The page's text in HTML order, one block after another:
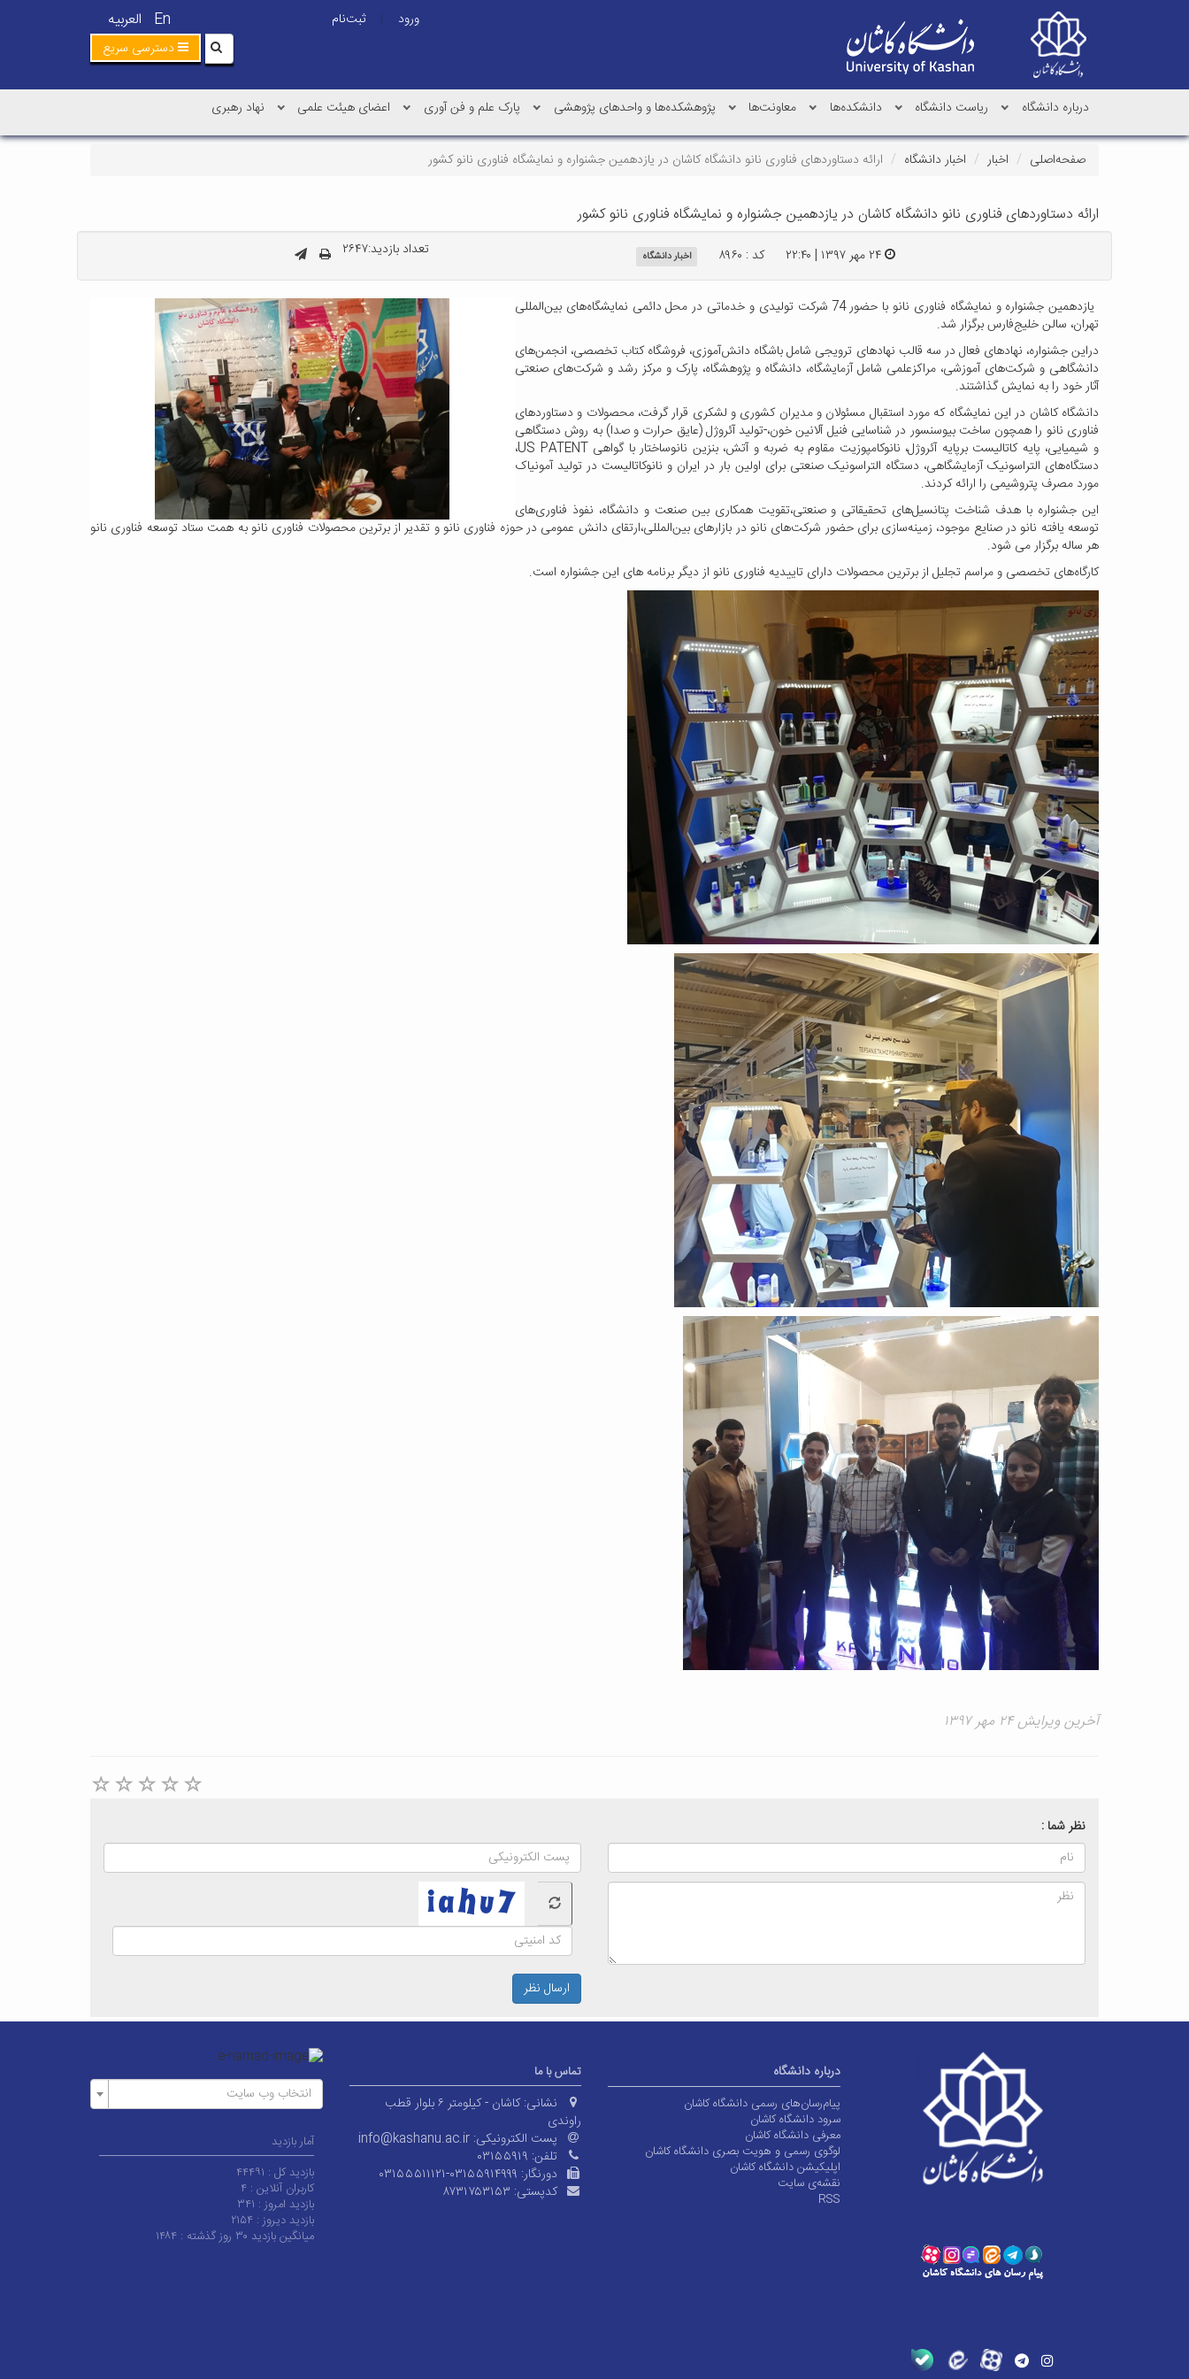
En العربیه ورود |
ثبت‌نام
دسترسی سریع
درباره دانشگاه ریاست دانشگاه دانشکده‌ها معاونت‌ها پژوهشکده‌ها و واحدهای پژوهشی پارک علم و فن آوری اعضای هیئت علمی نهاد رهبری
صفحه‌اصلی اخبار اخبار دانشگاه ارائه دستاوردهای فناوری نانو دانشگاه کاشان در یازدهمین جشنواره و نمایشگاه فناوری نانو کشور
ارائه دستاوردهای فناوری نانو دانشگاه کاشان در یازدهمین جشنواره و نمایشگاه فناوری نانو کشور
۲۴ مهر ۱۳۹۷ | ۲۲:۴۰ کد : ۸۹۶۰ اخبار دانشگاه تعداد بازدید:۲۶۴۷
یازدهمین جشنواره و نمایشگاه فناوری نانو با حضور 74 شرکت تولیدی و خدماتی در محل دائمی نمایشگاه‌های بین‌المللی
تهران، سالن خلیج‌فارس برگزار شد.
دراین جشنواره، نهادهای فعال در سه قالب نهادهای ترویجی شامل باشگاه دانش‌آموزی، فروشگاه کتاب تخصصی، انجمن‌های
دانشگاهی و شرکت‌های آموزشی، مراکزعلمی شامل آزمایشگاه، دانشگاه و پژوهشگاه، پارک و مرکز رشد و شرکت‌های صنعتی
آثار خود را به نمایش گذاشتند.
دانشگاه کاشان در این نمایشگاه که مورد استقبال مسئولان و مدیران کشوری و لشکری قرار گرفت، محصولات و دستاوردهای
فناوری نانو را همچون ساخت بیوسنسور در شناسایی فنیل آلانین خون،-تولید آئروژل (عایق حرارت و صدا) به روش دستگاهی
و شیمیایی، پایه کاتالیست برپایه آئروژل، نانوکامپوزیت مقاوم به ضربه و آتش، بنزین نانوساختار با گواهی US PATENT،
دستگاه‌های التراسونیک آزمایشگاهی، دستگاه التراسونیک صنعتی برای اولین بار در ایران و نانوکاتالیست در تولید آمونیاک
مورد مصرف پتروشیمی را ارائه کردند.
این جشنواره با هدف شناخت پتانسیل‌های تحقیقاتی و صنعتی،تقویت همکاری بین صنعت و دانشگاه، نفوذ فناوری‌های
توسعه یافته نانو در صنایع موجود، زمینه‌سازی برای حضور شرکت‌های نانو در بازارهای بین‌المللی،ارتقای دانش عمومی در حوزه فناوری نانو و تقدیر از برترین محصولات فناوری نانو به همت ستاد توسعه فناوری نانو
هر ساله برگزار می شود.
کارگاه‌های تخصصی و مراسم تجلیل از برترین‌ محصولات دارای تاییدیه فناوری نانو از دیگر برنامه های این جشنواره است.
آخرین ویرایش ۲۴ مهر ۱۳۹۷
نظر شما :
ارسال نظر
درباره دانشگاه
پیام‌رسان‌های رسمی دانشگاه کاشان
سرود دانشگاه کاشان
معرفی دانشگاه کاشان
لوگوی رسمی و هویت بصری دانشگاه کاشان
اپلیکیشن دانشگاه کاشان
نقشه‌ی سایت
RSS
تماس با ما
نشانی:
کاشان - کیلومتر ۶ بلوار قطب
راوندی
پست الکترونیکی: info@kashanu.ac.ir
تلفن: ۰۳۱۵۵۹۱۹
دورنگار: ۰۳۱۵۵۵۱۱۱۲۱-۰۳۱۵۵۹۱۴۹۹۹
کدپستی: ۸۷۳۱۷۵۳۱۵۳
انتخاب وب سایت
آمار بازدید
بازدید کل : ۴۴۴۹۱
کاربران آنلاین : ۴
بازدید امروز : ۳۴۱
بازدید دیروز : ۲۱۵۴
میانگین بازدید ۳۰ روز گذشته :
۱۴۸۴